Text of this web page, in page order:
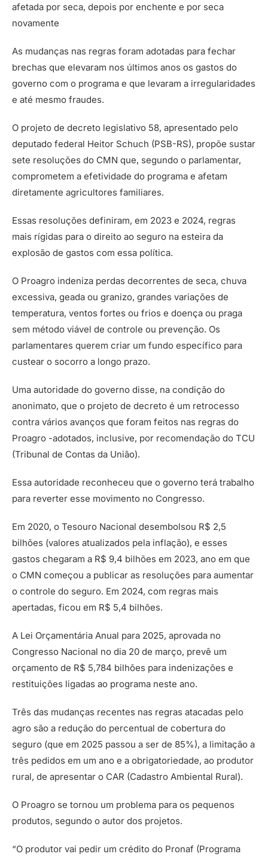
afetada por seca, depois por enchente e por seca
novamente
As mudanças nas regras foram adotadas para fechar
brechas que elevaram nos últimos anos os gastos do
governo com o programa e que levaram a irregularidades
e até mesmo fraudes.
O projeto de decreto legislativo 58, apresentado pelo
deputado federal Heitor Schuch (PSB-RS), propõe sustar
sete resoluções do CMN que, segundo o parlamentar,
comprometem a efetividade do programa e afetam
diretamente agricultores familiares.
Essas resoluções definiram, em 2023 e 2024, regras
mais rígidas para o direito ao seguro na esteira da
explosão de gastos com essa política.
O Proagro indeniza perdas decorrentes de seca, chuva
excessiva, geada ou granizo, grandes variações de
temperatura, ventos fortes ou frios e doença ou praga
sem método viável de controle ou prevenção. Os
parlamentares querem criar um fundo específico para
custear o socorro a longo prazo.
Uma autoridade do governo disse, na condição do
anonimato, que o projeto de decreto é um retrocesso
contra vários avanços que foram feitos nas regras do
Proagro -adotados, inclusive, por recomendação do TCU
(Tribunal de Contas da União).
Essa autoridade reconheceu que o governo terá trabalho
para reverter esse movimento no Congresso.
Em 2020, o Tesouro Nacional desembolsou R$ 2,5
bilhões (valores atualizados pela inflação), e esses
gastos chegaram a R$ 9,4 bilhões em 2023, ano em que
o CMN começou a publicar as resoluções para aumentar
o controle do seguro. Em 2024, com regras mais
apertadas, ficou em R$ 5,4 bilhões.
A Lei Orçamentária Anual para 2025, aprovada no
Congresso Nacional no dia 20 de março, prevê um
orçamento de R$ 5,784 bilhões para indenizações e
restituições ligadas ao programa neste ano.
Três das mudanças recentes nas regras atacadas pelo
agro são a redução do percentual de cobertura do
seguro (que em 2025 passou a ser de 85%), a limitação a
três pedidos em um ano e a obrigatoriedade, ao produtor
rural, de apresentar o CAR (Cadastro Ambiental Rural).
O Proagro se tornou um problema para os pequenos
produtos, segundo o autor dos projetos.
“O produtor vai pedir um crédito do Pronaf (Programa